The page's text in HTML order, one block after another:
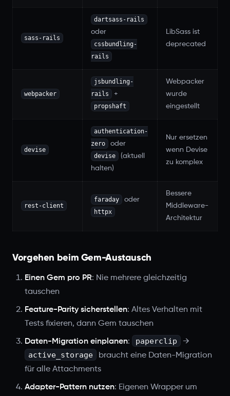
sass-rails
dartsass-rails
oder
cssbundling-
rails
LibSass ist
deprecated
webpacker
jsbundling-
rails
+
propshaft
Webpacker
wurde
eingestellt
devise
authentication-
zero
oder
devise
(aktuell
halten)
Nur ersetzen
wenn Devise
zu komplex
rest-client
faraday oder
httpx
Bessere
Middleware-
Architektur
Vorgehen beim Gem-Austausch
Einen Gem pro PR: Nie mehrere gleichzeitig
tauschen
Feature-Parity sicherstellen: Altes Verhalten mit
Tests fixieren, dann Gem tauschen
Daten-Migration einplanen: paperclip
→
active_storage
braucht eine Daten-Migration
für alle Attachments
Adapter-Pattern nutzen: Eigenen Wrapper um